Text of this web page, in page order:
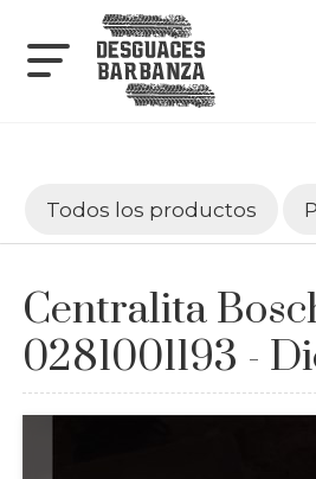
Todos los productos
Centralita
0281001193 -